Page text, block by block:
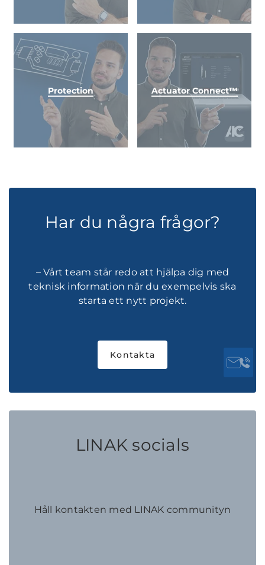
Protection Actuator Connect™
Har du några frågor?
– Vårt team står redo att hjälpa dig med
teknisk information när du exempelvis ska
starta ett nytt projekt.
Kontakta
LINAK socials
Håll kontakten med LINAK communityn